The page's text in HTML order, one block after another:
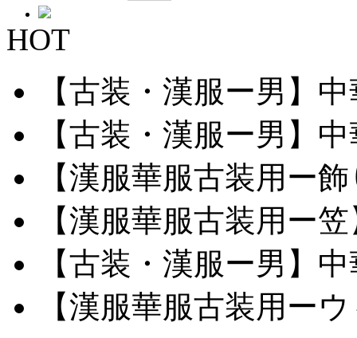
HOT
【古装・漢服ー男】
【古装・漢服ー男】
【漢服華服古装用ー
【漢服華服古装用ー
【古装・漢服ー男】
【漢服華服古装用ー